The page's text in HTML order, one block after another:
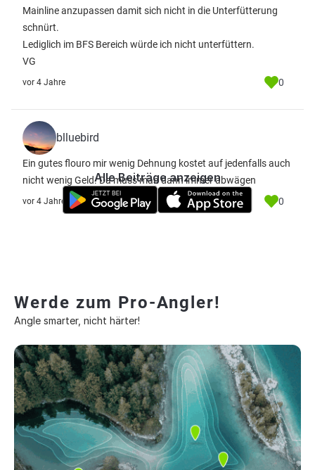
Mainline anzupassen damit sich nicht in die Unterfütterung
schnürt.
Lediglich im BFS Bereich würde ich nicht unterfüttern.
VG
vor 4 Jahre 0
blluebird
Ein gutes flouro mir wenig Dehnung kostet auf jedenfalls auch
nicht wenig Geld. Da muss man dann immer abwägen
vor 4 Jahre 0
Alle Beiträge anzeigen
Werde zum Pro-Angler!
Angle smarter, nicht härter!